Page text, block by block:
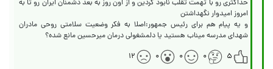
حداکثری رو‌ با تهمت تقلب نابود کردین و از اون روز به بعد دشمنان ایران رو تا به
و یه پیام هم برای رئیس جمهور:اصلا به فکر وضعیت سلامتی روحی مادران
شهدای مدرسه میناب هستید یا دلمشغولی درمان میرحسین مانع شده؟
۵
۰ ۰ ۰ ۱۲